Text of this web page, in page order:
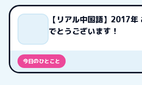
【リアル中国語】2017年
でとうございます！
今日のひとこと